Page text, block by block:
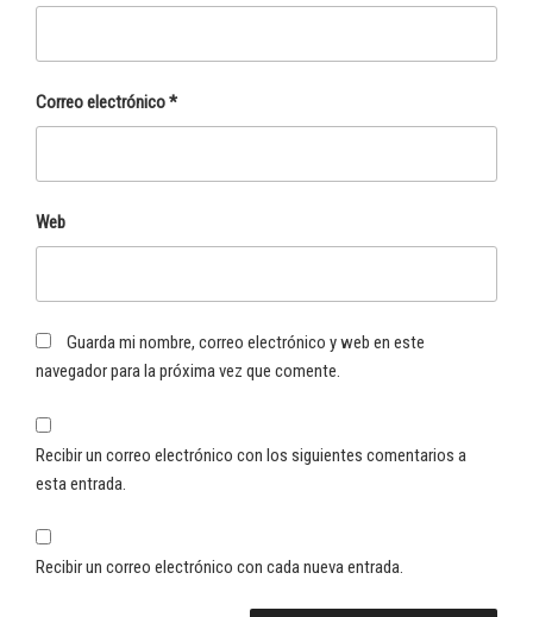
Correo electrónico*
Web
Guarda mi nombre, correo electrónico y web en este
navegador para la próxima vez que comente.
Recibir un correo electrónico con los siguientes comentarios a
esta entrada.
Recibir un correo electrónico con cada nueva entrada.